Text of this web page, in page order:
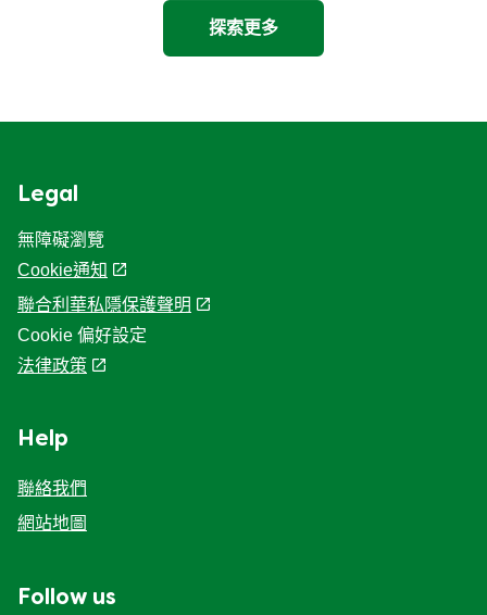
探索更多
Legal
無障礙瀏覽
Cookie通知
聯合利華私隱保護聲明
Cookie 偏好設定
法律政策
Help
聯絡我們
網站地圖
Follow us